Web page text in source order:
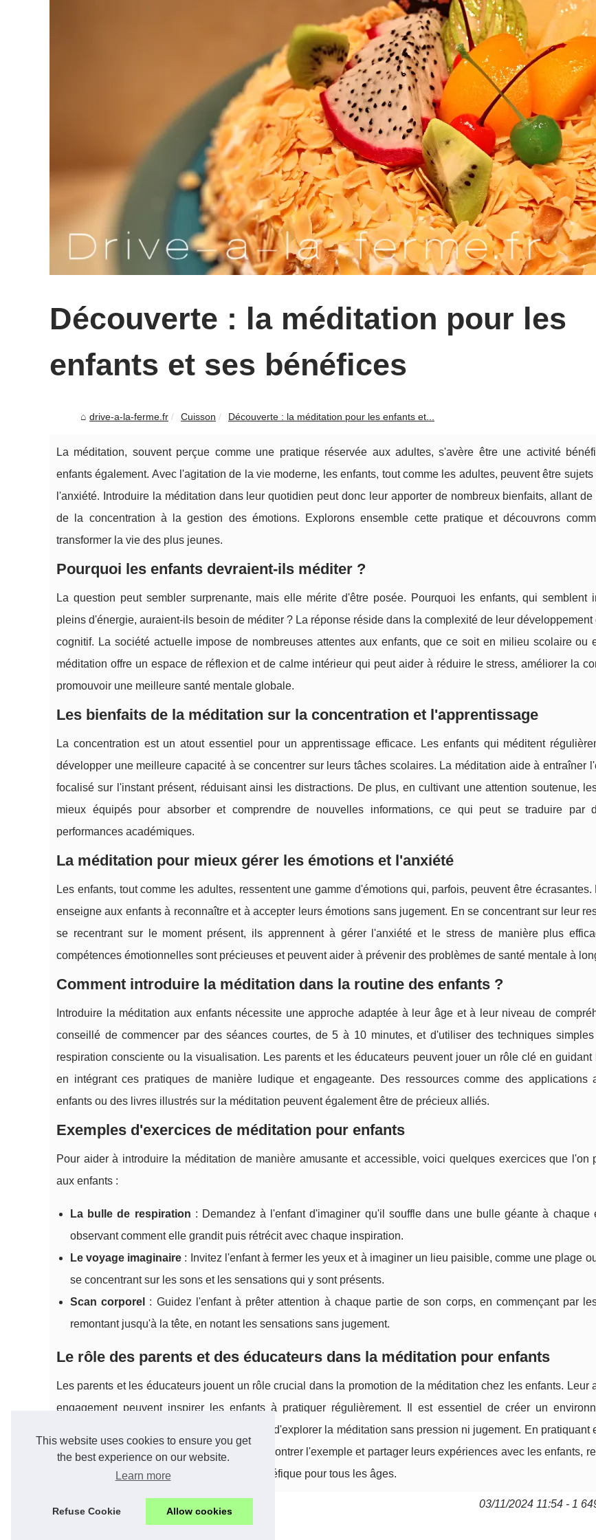
This website uses cookies to ensure you get
the best experience on our website.
Learn more
Refuse Cookie Allow cookies
Découverte : la méditation pour les
enfants et ses bénéfices
drive-a-la-ferme.fr Cuisson Découverte : la méditation pour les enfants et...
La méditation, souvent perçue comme une pratique réservée aux adultes, s'avère être une activité
enfants également. Avec l'agitation de la vie moderne, les enfants, tout comme les adultes, peuvent être sujets
l'anxiété. Introduire la méditation dans leur quotidien peut donc leur apporter de nombreux bienfaits, allant de
de la concentration à la gestion des émotions. Explorons ensemble cette pratique et découvrons
transformer la vie des plus jeunes.
Pourquoi les enfants devraient-ils méditer ?
La question peut sembler surprenante, mais elle mérite d'être posée. Pourquoi les enfants, qui semblent
pleins d'énergie, auraient-ils besoin de méditer ? La réponse réside dans la complexité de leur développement
cognitif. La société actuelle impose de nombreuses attentes aux enfants, que ce soit en milieu scolaire ou
méditation offre un espace de réflexion et de calme intérieur qui peut aider à réduire le stress, améliorer la
promouvoir une meilleure santé mentale globale.
Les bienfaits de la méditation sur la concentration et l'apprentissage
La concentration est un atout essentiel pour un apprentissage efficace. Les enfants qui méditent
développer une meilleure capacité à se concentrer sur leurs tâches scolaires. La méditation aide à entraîner
focalisé sur l'instant présent, réduisant ainsi les distractions. De plus, en cultivant une attention soutenue,
mieux équipés pour absorber et comprendre de nouvelles informations, ce qui peut se traduire par
performances académiques.
La méditation pour mieux gérer les émotions et l'anxiété
Les enfants, tout comme les adultes, ressentent une gamme d'émotions qui, parfois, peuvent être écrasantes.
enseigne aux enfants à reconnaître et à accepter leurs émotions sans jugement. En se concentrant sur leur
se recentrant sur le moment présent, ils apprennent à gérer l'anxiété et le stress de manière plus
compétences émotionnelles sont précieuses et peuvent aider à prévenir des problèmes de santé mentale à
Comment introduire la méditation dans la routine des enfants ?
Introduire la méditation aux enfants nécessite une approche adaptée à leur âge et à leur niveau de
conseillé de commencer par des séances courtes, de 5 à 10 minutes, et d'utiliser des techniques
respiration consciente ou la visualisation. Les parents et les éducateurs peuvent jouer un rôle clé en guidant
en intégrant ces pratiques de manière ludique et engageante. Des ressources comme des applications
enfants ou des livres illustrés sur la méditation peuvent également être de précieux alliés.
Exemples d'exercices de méditation pour enfants
Pour aider à introduire la méditation de manière amusante et accessible, voici quelques exercices que l'on
aux enfants :
La bulle de respiration : Demandez à l'enfant d'imaginer qu'il souffle dans une bulle géante à chaque
observant comment elle grandit puis rétrécit avec chaque inspiration.
Le voyage imaginaire : Invitez l'enfant à fermer les yeux et à imaginer un lieu paisible, comme une plage
se concentrant sur les sons et les sensations qui y sont présents.
Scan corporel
: Guidez l'enfant à prêter attention à chaque partie de son corps, en commençant par
remontant jusqu'à la tête, en notant les sensations sans jugement.
Le rôle des parents et des éducateurs dans la méditation pour enfants
Les parents et les éducateurs jouent un rôle crucial dans la promotion de la méditation chez les enfants. Leur
engagement peuvent inspirer les enfants à pratiquer régulièrement. Il est essentiel de créer un
accueillant où les enfants se sentent à l'aise d'explorer la méditation sans pression ni jugement. En pratiquant
méditation, les adultes peuvent également montrer l'exemple et partager leurs expériences avec les enfants,
l'idée que la méditation est une pratique bénéfique pour tous les âges.
03/11/2024 11:54 - 1